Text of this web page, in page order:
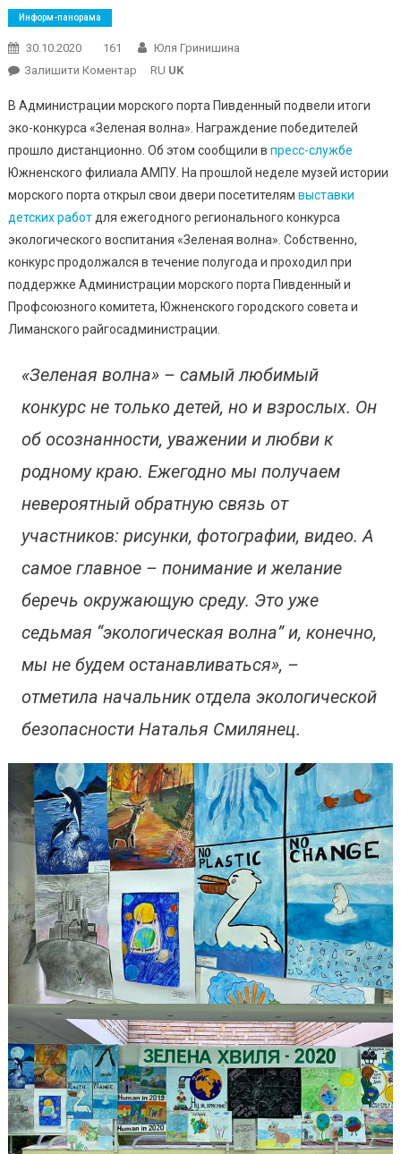
Информ-панорама
30.10.2020 161
Юля Гринишина
Залишити КоментарOn
Южном
Победителей
Эко-
Конкурса
«Зеленая
Волна»
Наградили
RU UK
В Администрации морского порта Пивденный подвели итоги
эко-конкурса «Зеленая волна». Награждение победителей
прошло дистанционно. Об этом сообщили в пресс-службе
Южненского филиала АМПУ. На прошлой неделе музей истории
морского порта открыл свои двери посетителям выставки
детских работдля ежегодного регионального конкурса
экологического воспитания «Зеленая волна». Собственно,
конкурс продолжался в течение полугода и проходил при
поддержке Администрации морского порта Пивденный и
Профсоюзного комитета, Южненского городского совета и
Лиманского райгосадминистрации.
«Зеленая волна» – самый любимый
конкурс не только детей, но и взрослых. Он
об осознанности, уважении и любви к
родному краю. Ежегодно мы получаем
невероятный обратную связь от
участников: рисунки, фотографии, видео. А
самое главное – понимание и желание
беречь окружающую среду. Это уже
седьмая “экологическая волна” и, конечно,
мы не будем останавливаться», –
отметила начальник отдела экологической
безопасности Наталья Смилянец.